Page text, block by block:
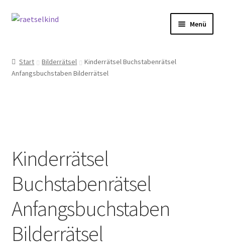
Zur
Zum
Menü
AGB
Echtheit von Bewertungen
FAQ
Impressum
Kasse
Start Bilderrätsel
Kinderrätsel Buchstabenrätsel
Anfangsbuchstaben Bilderrätsel
Kinderrätsel
Buchstabenrätsel
Anfangsbuchstaben
Bilderrätsel